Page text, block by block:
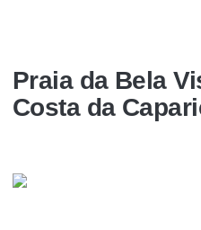
Praia da Bela
Costa da